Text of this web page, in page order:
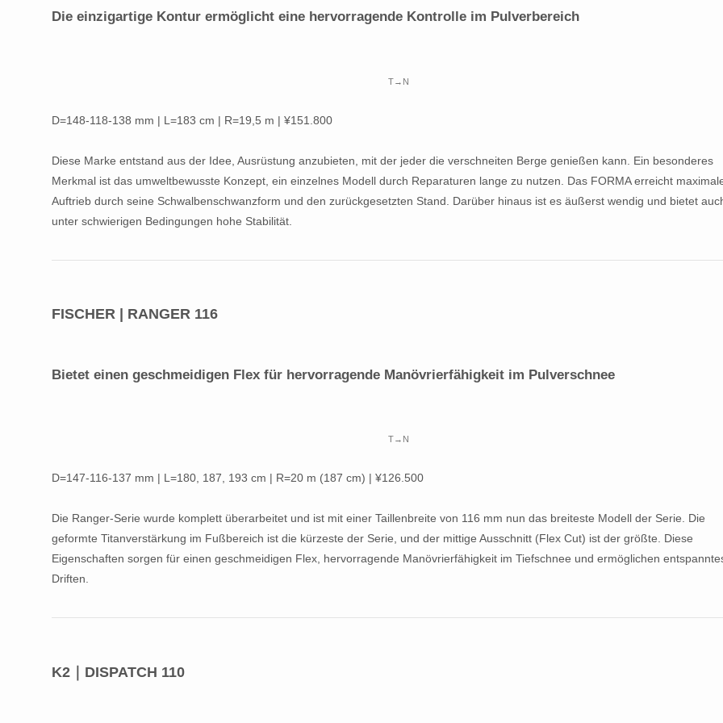
Die einzigartige Kontur ermöglicht eine hervorragende Kontrolle im Pulverbereich
T→N
D=148-118-138 mm | L=183 cm | R=19,5 m | ¥151.800
Diese Marke entstand aus der Idee, Ausrüstung anzubieten, mit der jeder die verschneiten Berge genießen kann. Ein besonderes
Merkmal ist das umweltbewusste Konzept, ein einzelnes Modell durch Reparaturen lange zu nutzen. Das FORMA erreicht
Auftrieb durch seine Schwalbenschwanzform und den zurückgesetzten Stand. Darüber hinaus ist es äußerst wendig und bietet
unter schwierigen Bedingungen hohe Stabilität.
FISCHER | RANGER 116
Bietet einen geschmeidigen Flex für hervorragende Manövrierfähigkeit im Pulverschnee
T→N
D=147-116-137 mm | L=180, 187, 193 cm | R=20 m (187 cm) | ¥126.500
Die Ranger-Serie wurde komplett überarbeitet und ist mit einer Taillenbreite von 116 mm nun das breiteste Modell der Serie. Die
geformte Titanverstärkung im Fußbereich ist die kürzeste der Serie, und der mittige Ausschnitt (Flex Cut) ist der größte. Diese
Eigenschaften sorgen für einen geschmeidigen Flex, hervorragende Manövrierfähigkeit im Tiefschnee und ermöglichen
Driften.
K2｜DISPATCH 110